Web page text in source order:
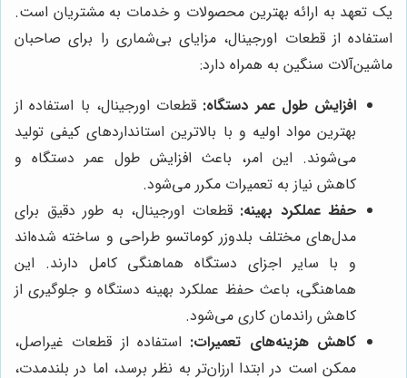
یک تعهد به ارائه بهترین محصولات و خدمات به مشتریان است.
استفاده از قطعات اورجینال، مزایای بی‌شماری را برای صاحبان
ماشین‌آلات سنگین به همراه دارد:
افزایش طول عمر دستگاه: قطعات اورجینال، با استفاده از
بهترین مواد اولیه و با بالاترین استانداردهای کیفی تولید
می‌شوند. این امر، باعث افزایش طول عمر دستگاه و
کاهش نیاز به تعمیرات مکرر می‌شود.
حفظ عملکرد بهینه: قطعات اورجینال، به طور دقیق برای
مدل‌های مختلف بلدوزر کوماتسو طراحی و ساخته شده‌اند
و با سایر اجزای دستگاه هماهنگی کامل دارند. این
هماهنگی، باعث حفظ عملکرد بهینه دستگاه و جلوگیری از
کاهش راندمان کاری می‌شود.
کاهش هزینه‌های تعمیرات: استفاده از قطعات غیراصل،
ممکن است در ابتدا ارزان‌تر به نظر برسد، اما در بلندمدت،